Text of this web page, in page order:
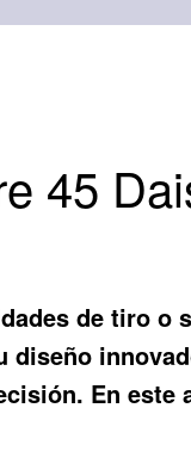
45
de tiro
diseño
En